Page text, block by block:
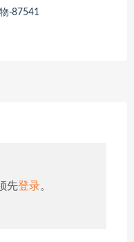
-87541
先登录。